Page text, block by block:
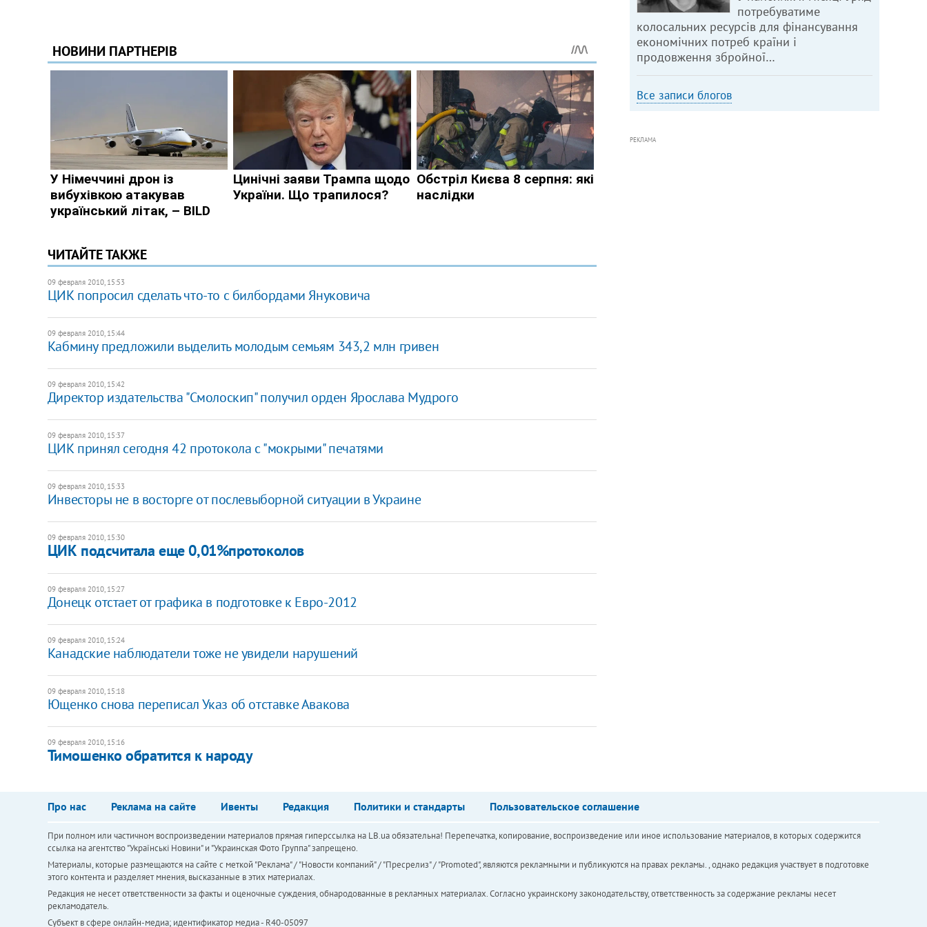
ЧИТАЙТЕ ТАКЖЕ
09 февраля 2010, 15:53
ЦИК попросил сделать что-то с билбордами Януковича
09 февраля 2010, 15:44
Кабмину предложили выделить молодым семьям 343,2 млн гривен
09 февраля 2010, 15:42
Директор издательства "Смолоскип" получил орден Ярослава Мудрого
09 февраля 2010, 15:37
ЦИК принял сегодня 42 протокола с "мокрыми" печатями
09 февраля 2010, 15:33
Инвесторы не в восторге от послевыборной ситуации в Украине
09 февраля 2010, 15:30
ЦИК подсчитала еще 0,01%протоколов
09 февраля 2010, 15:27
Донецк отстает от графика в подготовке к Евро-2012
09 февраля 2010, 15:24
Канадские наблюдатели тоже не увидели нарушений
09 февраля 2010, 15:18
Ющенко снова переписал Указ об отставке Авакова
09 февраля 2010, 15:16
Тимошенко обратится к народу
потребуватиме
колосальних ресурсів для фінансування
економічних потреб країни і
продовження збройної…
Все записи блогов
РЕКЛАМА
Про нас Реклама на сайте Ивенты Редакция Политики и стандарты Пользовательское соглашение
При полном или частичном воспроизведении материалов прямая гиперссылка на LB.ua обязательна! Перепечатка, копирование, воспроизведение или иное использование материалов, в которых содержится
ссылка на агентство "Українськi Новини" и "Украинская Фото Группа" запрещено.
Материалы, которые размещаются на сайте с меткой "Реклама" / "Новости компаний" / "Пресрелиз" / "Promoted", являются рекламными и публикуются на правах рекламы. , однако редакция участвует в подготовке
этого контента и разделяет мнения, высказанные в этих материалах.
Редакция не несет ответственности за факты и оценочные суждения, обнародованные в рекламных материалах. Согласно украинскому законодательству, ответственность за содержание рекламы несет
рекламодатель.
Субъект в сфере онлайн-медиа; идентификатор медиа - R40-05097